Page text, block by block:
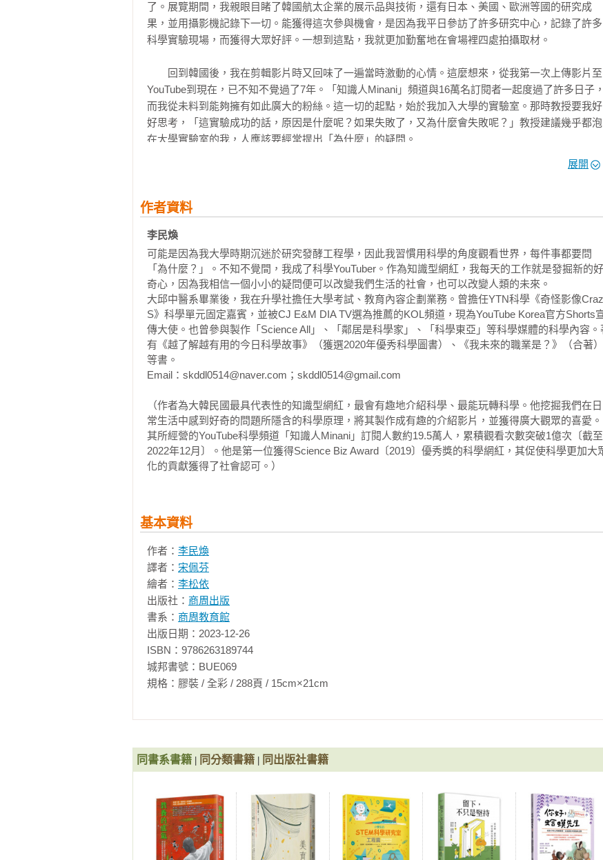
次跳入遺忘許久的科學世界，本書絕對是最佳讀物。
——知識型網紅、《需要科學的時間》作者  軌道
了。展覽期間，我親眼目睹了韓國航太企業的展示品與技術，還有日本、美國、歐洲等國的研究成
果，並用攝影機記錄下一切。能獲得這次參與機會，是因為我平日參訪了許多研究中心，記錄了許多
科學實驗現場，而獲得大眾好評。一想到這點，我就更加勤奮地在會場裡四處拍攝取材。
回到韓國後，我在剪輯影片時又回味了一遍當時激動的心情。這麼想來，從我第一次上傳影片至
YouTube到現在，已不知不覺過了7年。「知識人Minani」頻道與16萬名訂閱者一起度過了許多日子，
而我從未料到能夠擁有如此廣大的粉絲。這一切的起點，始於我加入大學的實驗室。那時教授要我好
好思考，「這實驗成功的話，原因是什麼呢？如果失敗了，又為什麼會失敗呢？」教授建議幾乎都泡
在大學實驗室的我，人應該要經常提出「為什麼」的疑問。
之後，我在日常生活中也養成了隨時提出「為什麼」的習慣，像是：「在實驗室製造出來的人造
攔截它嗎？」等等。我對很多事物產生了好奇心。在滿足好奇心與尋找答案的過程中，我意識到「科
某天，我在查詢外國國家機關與研究中心的資料，準備製作影片時，忽然想到一個好主意，「與
其將搜集來的資料製作成影片，還不如親自拜訪正在研究該主題的韓國研究機構？如果能實際介紹科
學原理與觀看現行研究狀況的話，應該可以為訂閱者提供更有意義的體驗！」
我立刻行動，先拜訪熟人待的大學研究所實驗室，將各領域研究現場的所見所聞錄製成影片，影
片中還會談到實驗室裡發生的小插曲，或介紹有實際成果的研究。可能是我與其他知識型YouTuber風
格不同，所以我在某個瞬間開始接到各式各樣的國家機關與大學研究所的合作邀約。能夠深入探訪科
學實驗現場的機會難得，我當然很爽快地接下邀約。
至今，我已經參觀過韓國產業通商資源部、韓國航空宇宙研究院、韓國食品醫藥品安全處、韓國
中部電力公司、韓國東部電力公司、韓國化學研究院、韓國國立水產科學院、大邱慶北科技院等機關
與機構，並向訂閱者具體介紹科學在哪些方面做了哪些變化。我所接觸而的科學不再局限於網路資
料、白紙黑字，而是活生生的實驗現場，這股感受激發我更多的熱情去製作科學影片。
解科學的科普書。他們提了一個很吸引人的提案，我便愉快地接下了這份工作。
本書以已上架的影片內容為架構，再按照主題逐一增加故事內容。我也沒忘了盡可能地傳遞我所
看到、聽到的最新資訊。因為「有趣地」傳遞科學新知是我身為科學YouTuber的使命，所以我與插畫
家一同將內容編繪成任何人都能輕鬆閱讀的漫畫型式，以此取代生硬的科學解說。而且，我本來就想
以有趣、令人愉快又精彩的方式，向讀者們介紹「現今的科學」。
在此感謝一開始建議我撰寫本書，並在各方面提供協助的朴江民編輯；幫我修改原稿並畫出有趣
的漫畫，以致我每次閱讀時總會笑出來的李率伊插畫家；從本書企劃出版到最後都卯盡全力的許泰俊
編輯。另外，我還要感謝一直在線上線下不停支持我做科學YouTuber的YouTuber宋泰民（UhBee）
哥、經常在我身邊逗我不停笑的搞笑藝人李文宰哥、給我當科學網紅靈感的科學餅乾哥（李孝鐘），
生。
最後，我衷心感謝所有發現「知識人Minani」頻道，並提出合作邀約的機關及研究機構，贊助我
與國際航太大會與製作影片的無人探勘研究所（UEL），還有一直以來支持我、喜歡我製作的影片的
我採訪過眾多科學現場與實驗室的感想是：科學不僅存於實驗室之中。如同「為什麼」的疑問不
再只存於實驗室，而是跳入了我的日常生活中一樣，科學也存在這個世上的每個角落。一想到這點，
我就很心動又期待，下一次又會有什麼快樂的事正等著我呢？從大學實驗室到法國巴黎，接下來科學
展開
作者資料
李民煥
可能是因為我大學時期沉迷於研究發酵工程學，因此我習慣用科學的角度觀看世界，每件事都要問
「為什麼？」。不知不覺間，我成了科學YouTuber。作為知識型網紅，我每天的工作就是發掘新的好
奇心，因為我相信一個小小的疑問便可以改變我們生活的社會，也可以改變人類的未來。
大邱中醫系畢業後，我在升學社擔任大學考試、教育內容企劃業務。曾擔任YTN科學《奇怪影像
S》科學單元固定嘉賓，並被CJ E&M DIA TV選為推薦的KOL頻道，現為YouTube Korea官方Shorts
傳大使。也曾參與製作「Science All」、「鄰居是科學家」、「科學東亞」等科學媒體的科學內容。
有《越了解越有用的今日科學故事》（獲選2020年優秀科學圖書）、《我未來的職業是？》（合著）
等書。
Email：skddl0514@naver.com；skddl0514@gmail.com
（作者為大韓民國最具代表性的知識型網紅，最會有趣地介紹科學、最能玩轉科學。他挖掘我們在日
常生活中感到好奇的問題所隱含的科學原理，將其製作成有趣的介紹影片，並獲得廣大觀眾的喜愛。
其所經營的YouTube科學頻道「知識人Minani」訂閱人數約19.5萬人，累積觀看次數突破1億次〔截至
2022年12月〕。他是第一位獲得Science Biz Award〔2019〕優秀獎的科學網紅，其促使科學更加大
化的貢獻獲得了社會認可。）
基本資料
作者： 李民煥
譯者： 宋佩芬
繪者： 李松依
出版社： 商周出版
書系： 商周教育館
出版日期：2023-12-26
ISBN：9786263189744
城邦書號：BUE069
規格：膠裝 / 全彩 / 288頁 / 15cm×21cm
同書系書籍 同分類書籍 同出版社書籍